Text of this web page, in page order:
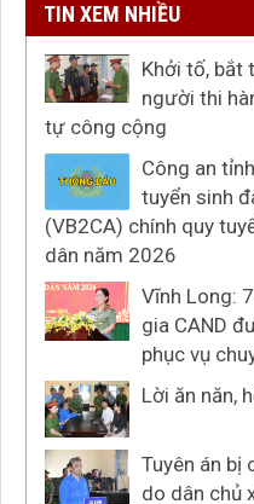
TIN XEM NHIỀU
Khởi tố, bắt
người thi
tự công cộng
Công an
tuyển sinh
(VB2CA) chính quy
dân năm 2026
Vĩnh Long:
gia CAND
phục vụ
Lời ăn năn,
Tuyên án bị
do dân chủ